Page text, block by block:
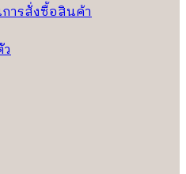
ารสั่งซื้อสินค้า